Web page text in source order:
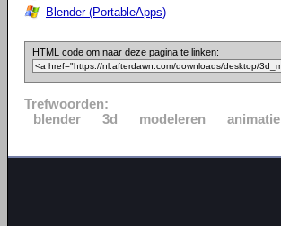
Blender (PortableApps)
HTML code om naar deze pagina te linken:
Trefwoorden:
blender
3d modeleren animatie